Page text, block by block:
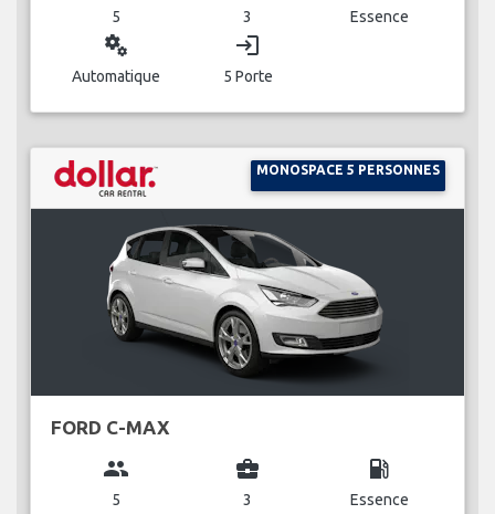
5 3 Essence
miscellaneous_services
Automatique
login
5 Porte
MONOSPACE 5 PERSONNES
FORD C-MAX
group
5
business_center
3
local_gas_station
Essence